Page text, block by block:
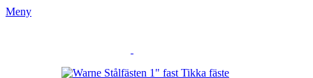
Meny